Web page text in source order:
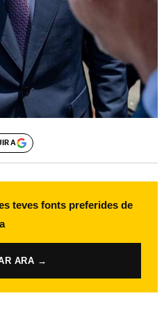
A
teves fonts preferides de
ARA →